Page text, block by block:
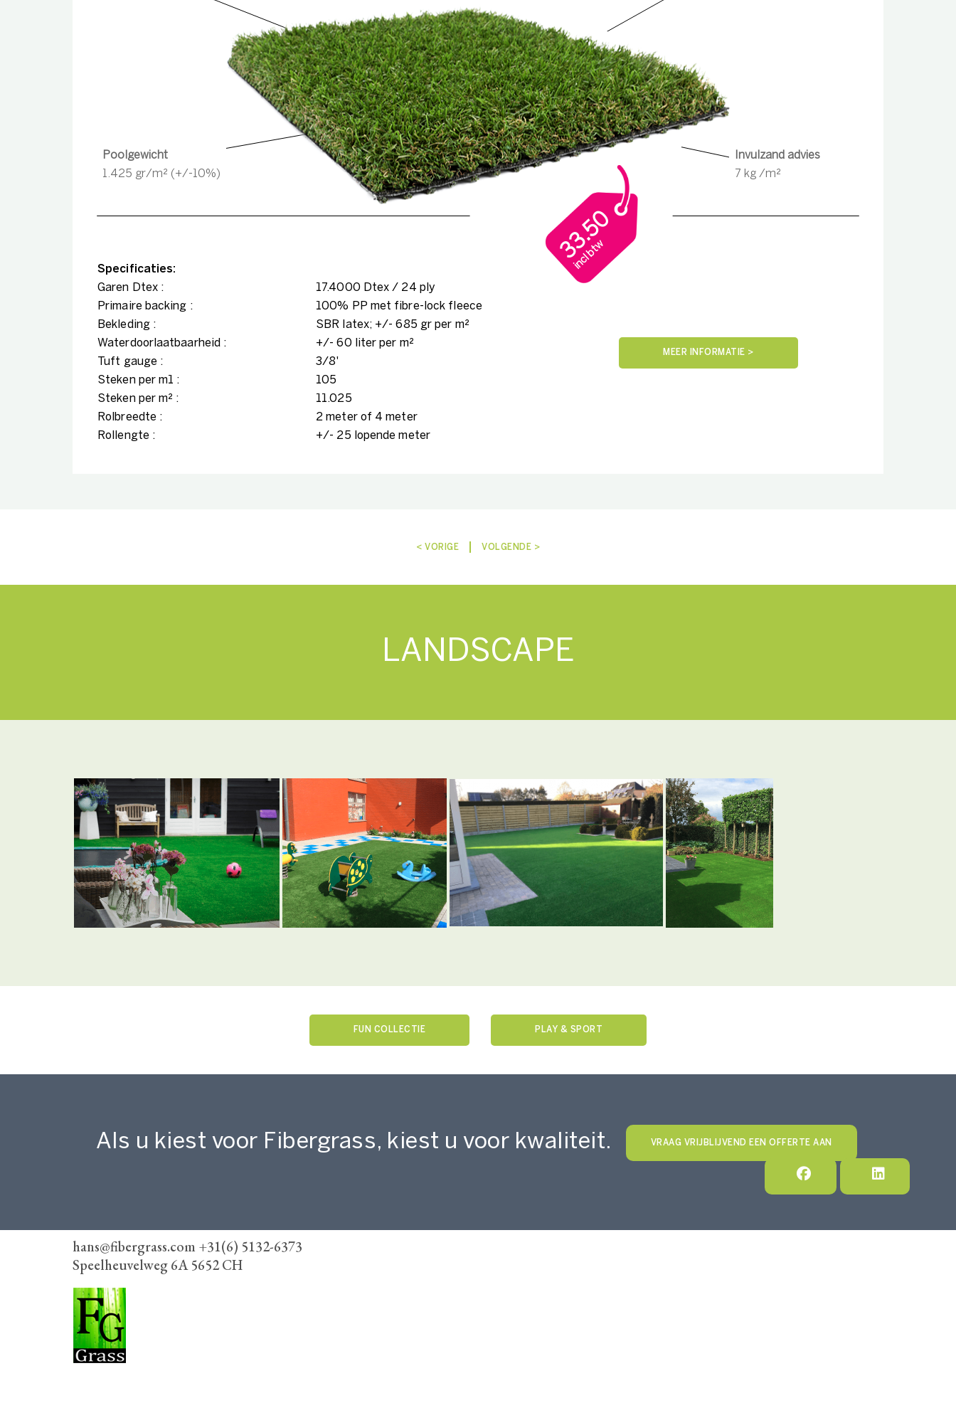
Poolgewicht
1.425 gr/m² (+/-10%)
Invulzand advies
7 kg /m²
33.50
incl btw
Specificaties:
Garen Dtex :
17.4000 Dtex / 24 ply
Primaire backing :
100% PP met fibre-lock fleece
Bekleding :
SBR latex; +/- 685 gr per m²
Waterdoorlaatbaarheid :
+/- 60 liter per m²
Tuft gauge :
3/8'
Steken per m1 :
105
Steken per m² :
11.025
Rolbreedte :
2 meter of 4 meter
Rollengte :
+/- 25 lopende meter
MEER INFORMATIE >
< VORIGE VOLGENDE >
LANDSCAPE
FUN COLLECTIE PLAY & SPORT
Als u kiest voor Fibergrass, kiest u voor kwaliteit. VRAAG VRIJBLIJVEND EEN OFFERTE AAN
hans@fibergrass.com +31(6) 5132-6373
Speelheuvelweg 6A 5652 CH